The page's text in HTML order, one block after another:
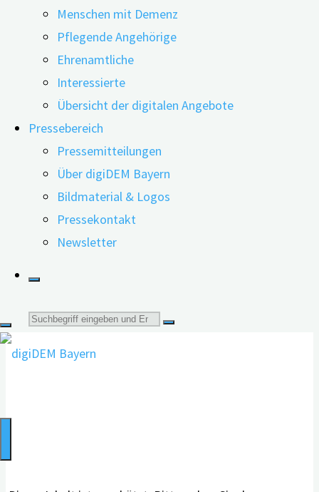
Menschen mit Demenz
Pflegende Angehörige
Ehrenamtliche
Interessierte
Übersicht der digitalen Angebote
Pressebereich
Pressemitteilungen
Über digiDEM Bayern
Bildmaterial & Logos
Pressekontakt
Newsletter
Suche
nach:
Dieser Inhalt ist geschützt. Bitte geben Sie das
Passwort ein, das Sie vom digiDEM Team erhalten
haben.
Forschungspartner"
Was ist bei der
Teilnehmendengewinnung wichtig?